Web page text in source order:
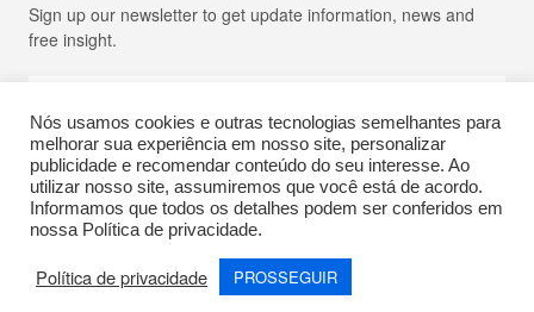
Sign up our newsletter to get update information, news and
free insight.
SIGN UP
Copyright © 2023 Echoiz, All rights reserved. Powered by MoxCreative
Privacy Policy Cookie Policy
Nós usamos cookies e outras tecnologias semelhantes para
melhorar sua experiência em nosso site, personalizar
publicidade e recomendar conteúdo do seu interesse. Ao
utilizar nosso site, assumiremos que você está de acordo.
Informamos que todos os detalhes podem ser conferidos em
nossa Política de privacidade.
Política de privacidade PROSSEGUIR